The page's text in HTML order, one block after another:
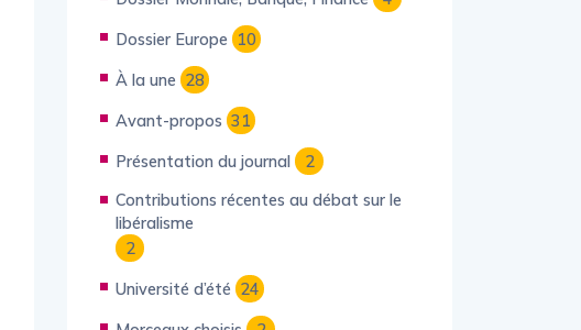
Dossier Europe 10
À la une 28
Avant-propos 31
Présentation du journal
2
Contributions récentes au débat sur le
libéralisme
2
Université d’été 24